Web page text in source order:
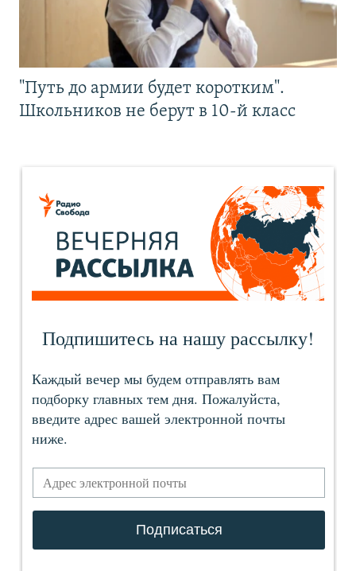
"Путь до армии будет коротким".
Школьников не берут в 10-й класс